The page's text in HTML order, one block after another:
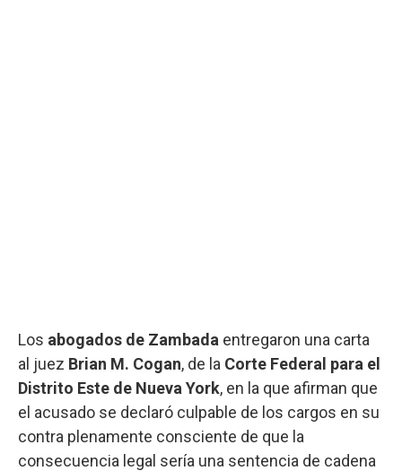
Los abogados de Zambada entregaron una carta
al juez Brian M. Cogan, de la Corte Federal para el
Distrito Este de Nueva York, en la que afirman que
el acusado se declaró culpable de los cargos en su
contra plenamente consciente de que la
consecuencia legal sería una sentencia de cadena